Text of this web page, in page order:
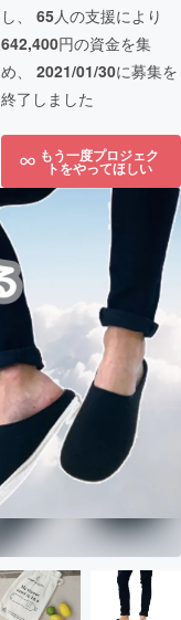
し、 65人の支援により
642,400円の資金を集
め、 2021/01/30に募集を
終了しました
もう一度プロジェク
トをやってほしい